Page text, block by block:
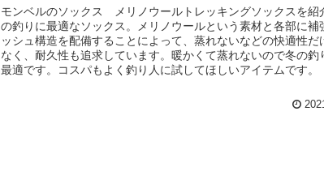
モンベルのソックス メリノウールトレッキングソックスを紹
の釣りに最適なソックス。メリノウールという素材と各部に補
ッシュ構造を配備することによって、蒸れないなどの快適性だ
なく、耐久性も追求しています。暖かくて蒸れないので冬の釣
最適です。コスパもよく釣り人に試してほしいアイテムです。